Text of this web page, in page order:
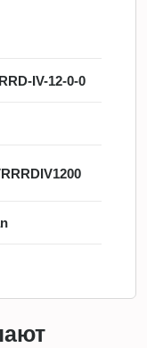
IV-12-0-0